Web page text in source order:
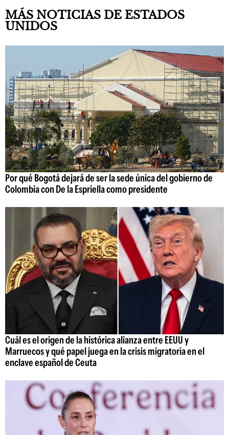
MÁS NOTICIAS DE ESTADOS
UNIDOS
Por qué Bogotá dejará de ser la sede única del gobierno de
Colombia con De la Espriella como presidente
Cuál es el origen de la histórica alianza entre EEUU y
Marruecos y qué papel juega en la crisis migratoria en el
enclave español de Ceuta